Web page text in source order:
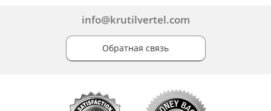
info@krutilvertel.com
Обратная связь